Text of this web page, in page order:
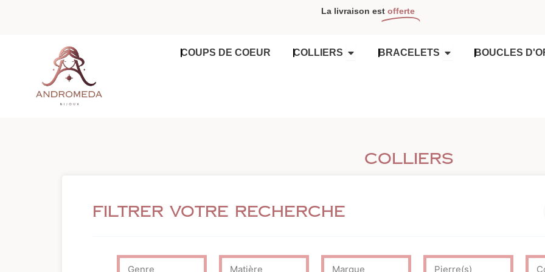
La livraison est offerte
COUPS DE COEUR COLLIERS OUVRIR COLLIERS
BRACELETS OUVRIR BRACELETS
BOUCLES
Colliers
Filtrer votre recherche